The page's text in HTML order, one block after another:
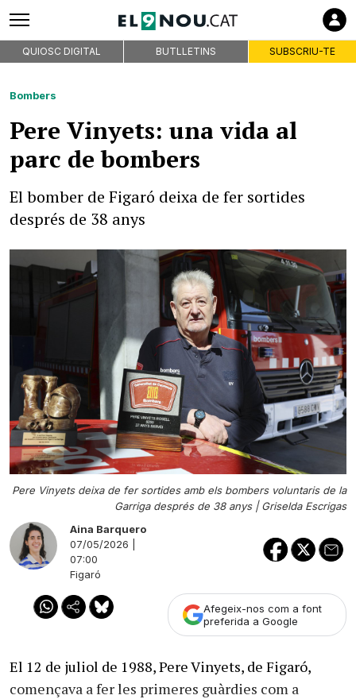
QUIOSC DIGITAL BUTLLETINS SUBSCRIU-TE
Bombers
Pere Vinyets: una vida al
parc de bombers
El bomber de Figaró deixa de fer sortides
després de 38 anys
Pere Vinyets deixa de fer sortides amb els bombers voluntaris de la
Garriga després de 38 anys |Griselda Escrigas
Aina Barquero
07/05/2026 |
07:00
Figaró
Afegeix-nos com a font
preferida a Google
El 12 de juliol de 1988, Pere Vinyets, de Figaró,
començava a fer les primeres guàrdies com a